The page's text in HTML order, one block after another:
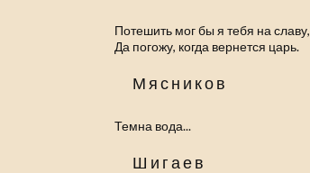
Потешить мог бы я тебя на славу,
Да погожу, когда вернется царь.
Мясников
Темна вода...
Шигаев